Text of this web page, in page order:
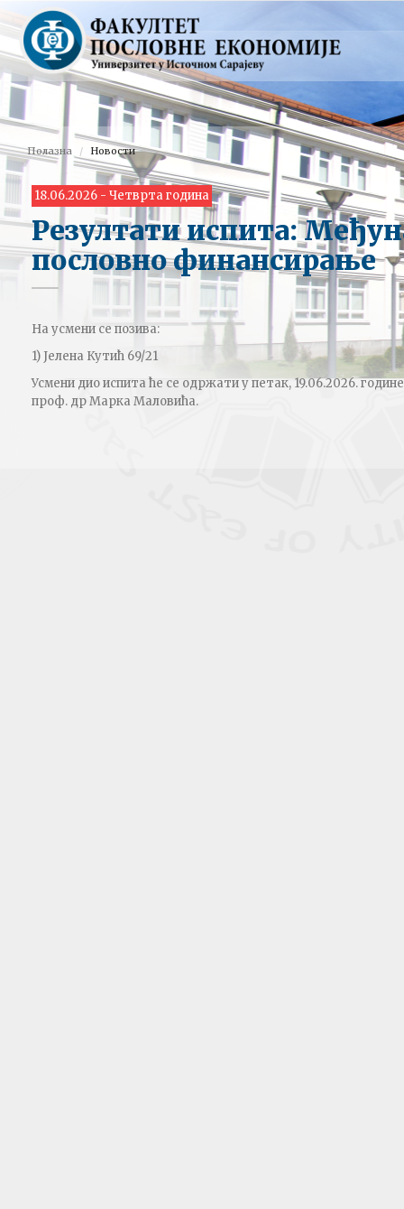
Полазна Новости
18.06.2026 - Четврта година
Резултати испита:
пословно финансирање
На усмени се позива:
1) Јелена Кутић 69/21
Усмени дио испита ће се одржати у петак, 19.06.2026.
проф. др Марка Маловића.